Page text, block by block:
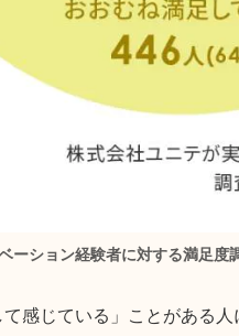
ーション経験者に対する満足度
感じている」ことがある人